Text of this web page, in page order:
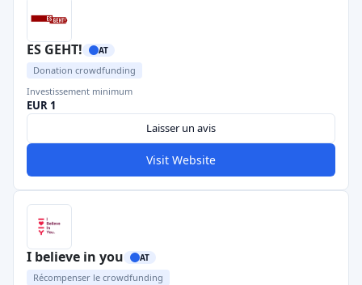
ES GEHT! AT
Donation crowdfunding
Investissement minimum
EUR 1
Laisser un avis
Visit Website
I believe in you AT
Récompenser le crowdfunding